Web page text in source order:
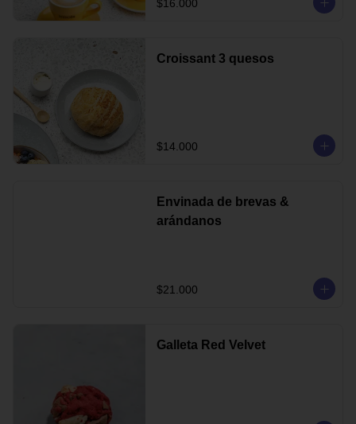
$16.000
Croissant 3 quesos
$14.000
Envinada de brevas &
arándanos
$21.000
Galleta Red Velvet